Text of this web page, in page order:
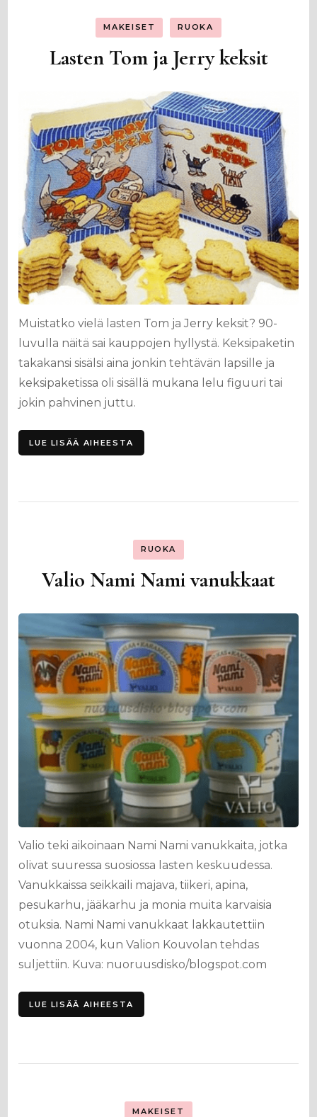
MAKEISET RUOKA
Lasten Tom ja Jerry keksit
Muistatko vielä lasten Tom ja Jerry keksit? 90-
luvulla näitä sai kauppojen hyllystä. Keksipaketin
takakansi sisälsi aina jonkin tehtävän lapsille ja
keksipaketissa oli sisällä mukana lelu figuuri tai
jokin pahvinen juttu.
LUE LISÄÄ AIHEESTA
RUOKA
Valio Nami Nami vanukkaat
Valio teki aikoinaan Nami Nami vanukkaita, jotka
olivat suuressa suosiossa lasten keskuudessa.
Vanukkaissa seikkaili majava, tiikeri, apina,
pesukarhu, jääkarhu ja monia muita karvaisia
otuksia. Nami Nami vanukkaat lakkautettiin
vuonna 2004, kun Valion Kouvolan tehdas
suljettiin. Kuva: nuoruusdisko/blogspot.com
LUE LISÄÄ AIHEESTA
MAKEISET